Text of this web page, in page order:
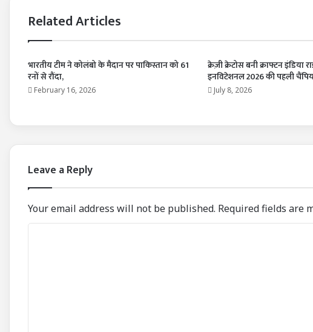
Related Articles
भारतीय टीम ने कोलंबो के मैदान पर पाकिस्तान को 61
रनों से रौंदा,
February 16, 2026
क्रेज़ी क्रेटोस बनी क्राफ्टन इंडिया
इनविटेशनल 2026 की पहली
July 8, 2026
Leave a Reply
Your email address will not be published. Required fields are